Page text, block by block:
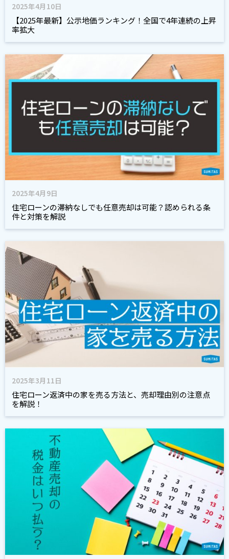
2025年4月10日
【2025年最新】公示地価ランキング！全国で4年連続の上昇
率拡大
2025年4月9日
住宅ローンの滞納なしでも任意売却は可能？認められる条
件と対策を解説
2025年3月11日
住宅ローン返済中の家を売る方法と、売却理由別の注意点
を解説！